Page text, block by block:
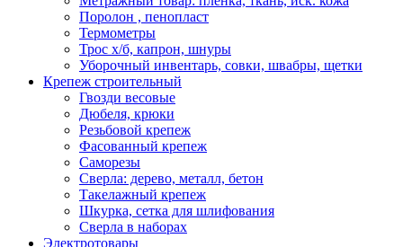
Поролон , пенопласт
Термометры
Трос х/б, капрон, шнуры
Уборочный инвентарь, совки, швабры, щетки
Крепеж строительный
Гвозди весовые
Дюбеля, крюки
Резьбовой крепеж
Фасованный крепеж
Саморезы
Сверла: дерево, металл, бетон
Такелажный крепеж
Шкурка, сетка для шлифования
Сверла в наборах
Электротовары